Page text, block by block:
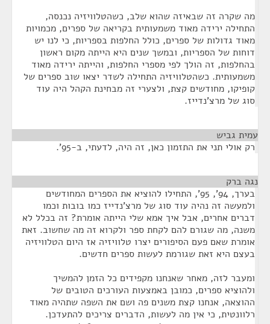
מה שקרה זה שבאיזה שהוא שלב, כשהטלוויזיה נכנסה,
התחילה ירידה מאוד משמעותית בקריאה של ספרים, מכמויות
מאוד גדולות של ספרים, כולל החלפות בספריות, כי לנו יש
דוחות של הספריות, ובמשך שנים היא הייתה מקום ראשון
בהחלפות, זה הולך לפי מספרי החלפות, והייתה ירידה מאוד
משמעותית. כשהטלוויזיה התחילה לשדר יצאו שוב ספרים של
קופיקו, מחודשים קצת, ולצערי זה מבחינת הקהל היה עוד
סוג של מרצ'נדייז.
עמית גביש
רק אולי תני את התזמון כאן, זה היה, לדעתי, ב-95'.
נגה ברק
בערך, 94', 95', התחילו להוציא את הספרים המחודשים
ולמעשה זה נהיה עוד סוג של מרצ'נדייז כמו בובות וכמו
דברים אחרים, אבל איך אמא שלי הייתה אומרת? זה בכלל לא
משנה, מה שגורם להם לקחת ספר ולקרוא זה מה שחשוב. זאת
אומרת שאם פעם הסיפורים יצרו טלוויזיה אז היום הטלוויזיה
בעצם היא זאת שגורמת לעשות ספרים חדשים.
ומעבר לזה, מאחר שאנחנו מקפידים כל הזמן להמשיך
ולהוציא ספרים, כמובן באמצעות העורכים הטובים של
ההוצאה, אנחנו קצת משנים פה ושם את השפה שתהיה מאוד
רלוונטית, כי אין מה לעשות, הדברים צריכים להתעדכן.